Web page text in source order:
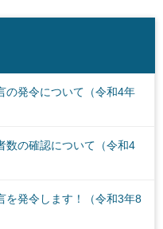
の発令について（令和4年
数の確認について（令和4
を発令します！（令和3年8